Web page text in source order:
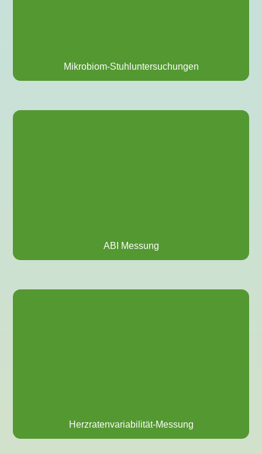
Mikrobiom-Stuhluntersuchungen
ABI Messung
Herzratenvariabilität-Messung